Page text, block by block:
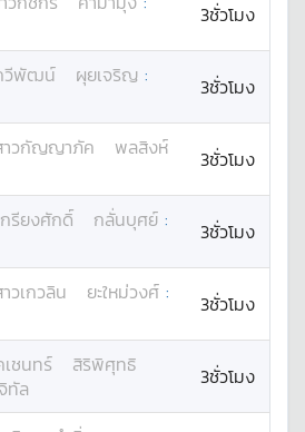
3ชั่วโมง
วีพัฒน์ ผุยเจริญ :
3ชั่วโมง
วกัญญาภัค
พลสิงห์
3ชั่วโมง
กรียงศักดิ์ กลั่นบุศย์ :
3ชั่วโมง
วเกวลิน ยะใหม่วงศ์ :
3ชั่วโมง
เชนทร์
สิริพิศุทธิ
ทัล 3ชั่วโมง